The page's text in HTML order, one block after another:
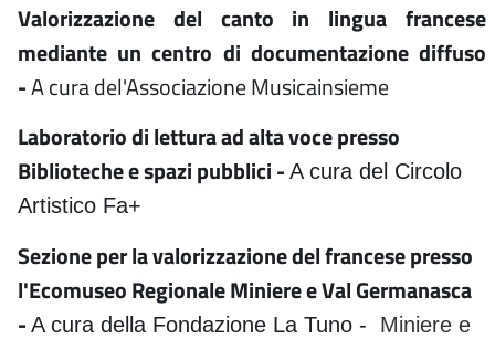
Valorizzazione del canto in lingua francese
mediante un centro di documentazione diffuso
-A cura del'Associazione Musicainsieme
Laboratorio di lettura ad alta voce presso
Biblioteche e spazi pubblici - A cura del Circolo
Artistico Fa+
Sezione per la valorizzazione del francese presso
l'Ecomuseo Regionale Miniere e Val Germanasca
- A cura della Fondazione La Tuno - Miniere e